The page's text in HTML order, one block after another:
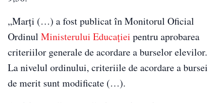
„Marţi (…) a fost publicat în Monitorul Oficial
Ordinul Ministerului Educaţiei pentru aprobarea
criteriilor generale de acordare a burselor elevilor.
La nivelul ordinului, criteriile de acordare a bursei
de merit sunt modificate (…).